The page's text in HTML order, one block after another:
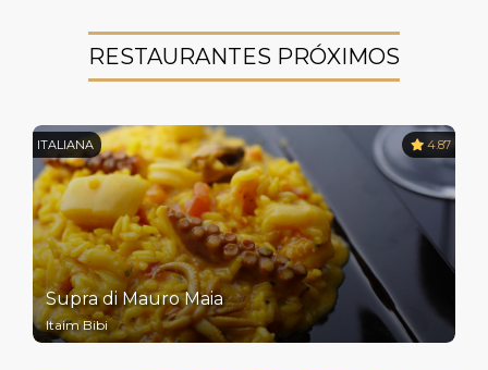
RESTAURANTES PRÓXIMOS
ITALIANA 4.87
Supra di Mauro Maia
Itaim Bibi